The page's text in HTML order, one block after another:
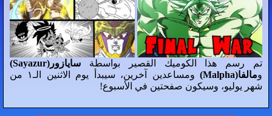
تم رسم هذا الكوميك القصير بواسطة سايازور(Sayazur)
ومالفا(Malpha)
ومساعدين آخرين، سيبدأ يوم الاثنين الـ١ من
شهر يوليو، وسيكون صفحتين في الأسبوع!